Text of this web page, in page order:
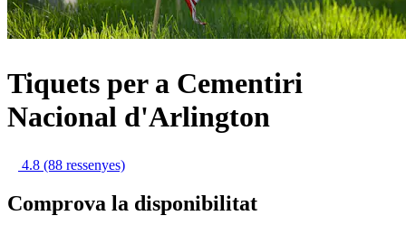
Tiquets per a Cementiri
Nacional d'Arlington
4.8 (88 ressenyes)
Comprova la disponibilitat